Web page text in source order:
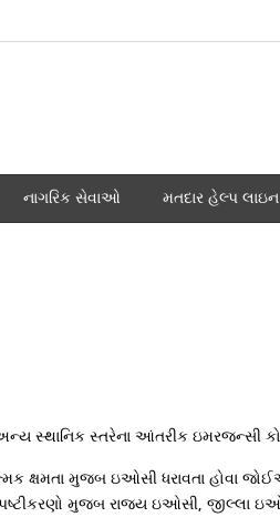
નાગરિક સેવાઓ મતદાર હેલ્પ લાઇન
સ્થાનિક સ્તરેના આંતરીક ઇમરજન્સી
ક્ષમતા મુજબ ઇઓસી ધરાવતા હોવા
મુજ્બ રાજ્ય ઇઓસી, જીલ્લા